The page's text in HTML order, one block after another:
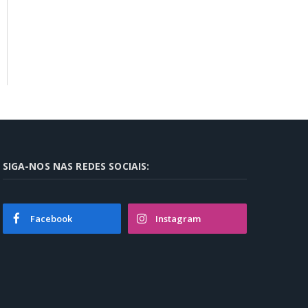
SIGA-NOS NAS REDES SOCIAIS:
Facebook Instagram